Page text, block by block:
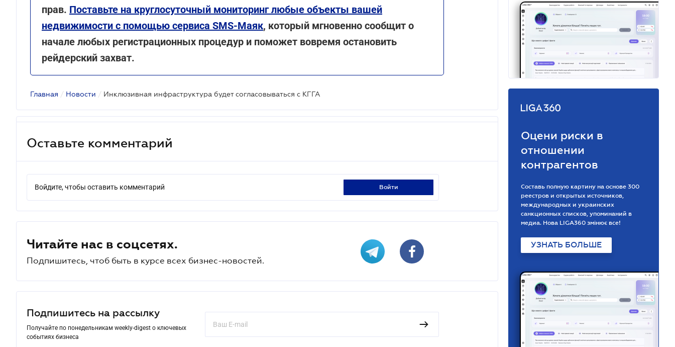
прав. Поставьте на круглосуточный мониторинг любые объекты вашей
недвижимости с помощью сервиса SMS-Маяк, который мгновенно сообщит о
начале любых регистрационных процедур и поможет вовремя остановить
рейдерский захват.
Главная / Новости / Инклюзивная инфраструктура будет согласовываться с КГГА
Оставьте комментарий
Войдите, чтобы оставить комментарий войти
Читайте нас в соцсетях.
Подпишитесь, чтоб быть в курсе всех бизнес-новостей.
Подпишитесь на рассылку
Получайте по понедельникам weekly-digest о ключевых
событиях бизнеса
Оцени риски в
отношении
контрагентов
Составь полную картину на основе 300
реестров и открытых источников,
международных и украинских
санкционных списков, упоминаний в
медиа. Нова LIGA360 змінює все!
УЗНАТЬ БОЛЬШЕ